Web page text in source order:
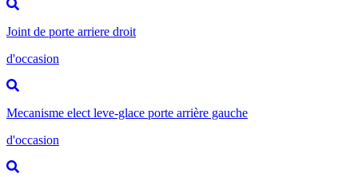
Joint de porte arriere droit
d'occasion
Mecanisme elect leve-glace porte arrière gauche
d'occasion